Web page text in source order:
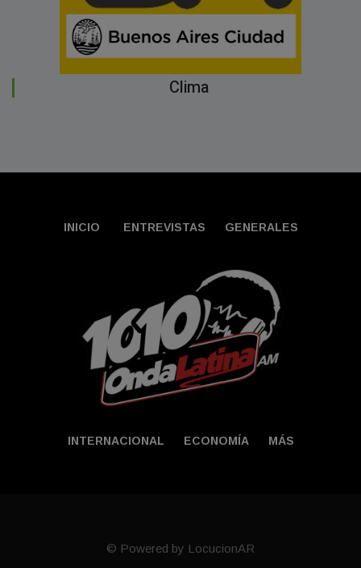
Clima
INICIO ENTREVISTAS GENERALES
INTERNACIONAL ECONOMÍA MÁS
© Powered by LocucionAR